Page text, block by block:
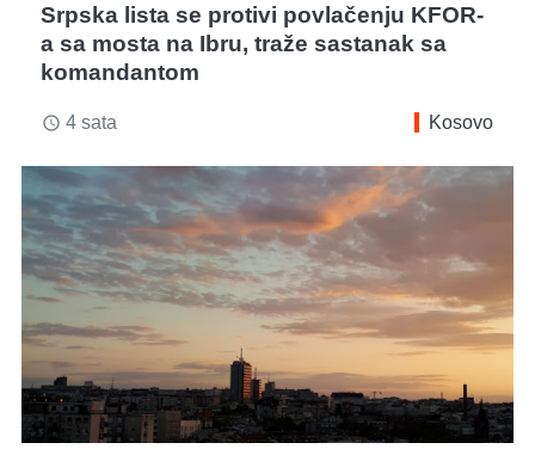
Srpska lista se protivi povlačenju KFOR-
a sa mosta na Ibru, traže sastanak sa
komandantom
access_time 4 sata Kosovo